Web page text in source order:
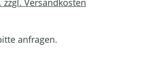
anfragen.